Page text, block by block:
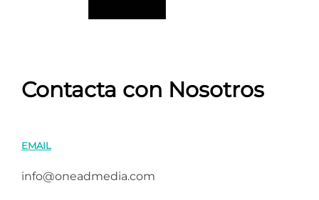
Contacta con Nosotros
EMAIL
info@oneadmedia.com